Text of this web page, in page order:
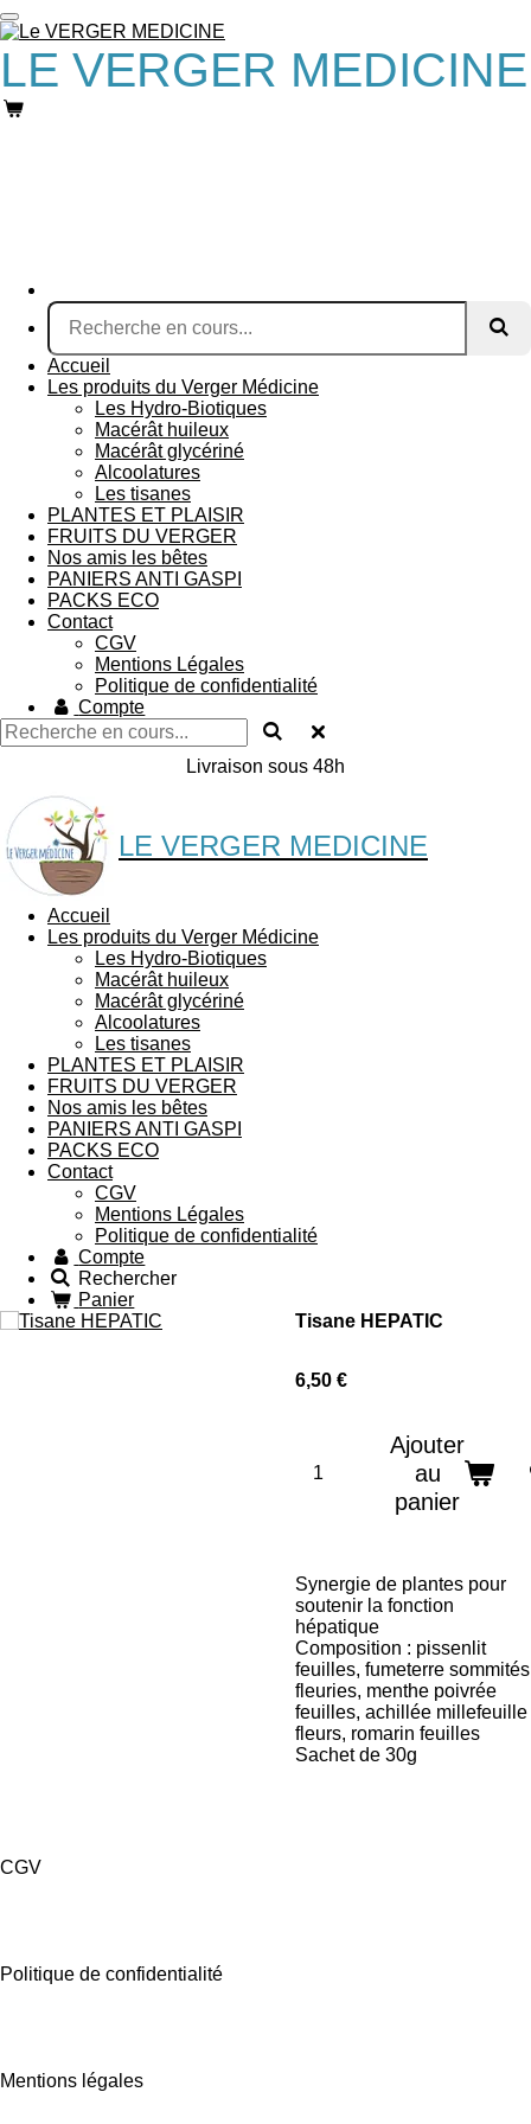
Passer
au
contenu
principal
LE VERGER MEDICINE
Accueil
Les produits du Verger Médicine
Les Hydro-Biotiques
Macérât huileux
Macérât glycériné
Alcoolatures
Les tisanes
PLANTES ET PLAISIR
FRUITS DU VERGER
Nos amis les bêtes
PANIERS ANTI GASPI
PACKS ECO
Contact
CGV
Mentions Légales
Politique de confidentialité
Compte
Livraison sous 48h
LE VERGER MEDICINE
Accueil
Les produits du Verger Médicine
Les Hydro-Biotiques
Macérât huileux
Macérât glycériné
Alcoolatures
Les tisanes
PLANTES ET PLAISIR
FRUITS DU VERGER
Nos amis les bêtes
PANIERS ANTI GASPI
PACKS ECO
Contact
CGV
Mentions Légales
Politique de confidentialité
Compte
Rechercher
Panier
Tisane HEPATIC
6,50 €
Ajouter
au
panier
Synergie de plantes pour
soutenir la fonction
hépatique
Composition : pissenlit
feuilles, fumeterre sommités
fleuries, menthe poivrée
feuilles, achillée millefeuille
fleurs, romarin feuilles
Sachet de 30g
CGV
Politique de confidentialité
Mentions légales